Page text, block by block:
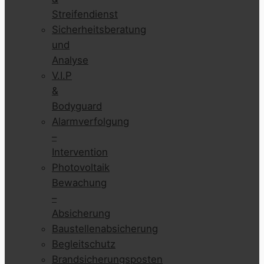
Streifendienst
Sicherheitsberatung
und
Analyse
V.I.P
&
Bodyguard
Alarmverfolgung
–
Intervention
Photovoltaik
Bewachung
–
Absicherung
Baustellenabsicherung
Begleitschutz
Brandsicherungsposten